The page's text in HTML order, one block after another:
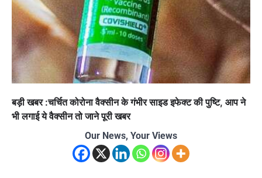
बड़ी खबर :चर्चित कोरोना वैक्सीन के गंभीर साइड इफेक्ट की पुष्टि, आप ने
भी लगाई ये वैक्सीन तो जाने पूरी खबर
Our News, Your Views